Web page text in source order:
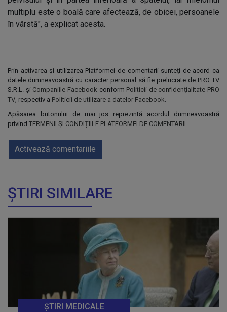
multiplu este o boală care afectează, de obicei, persoanele
în vârstă", a explicat acesta.
Prin activarea și utilizarea Platformei de comentarii sunteți de acord ca
datele dumneavoastră cu caracter personal să fie prelucrate de PRO TV
S.R.L. și Companiile Facebook conform Politicii de confidențialitate PRO
TV, respectiv a Politicii de utilizare a datelor Facebook.
Apăsarea butonului de mai jos reprezintă acordul dumneavoastră
privind TERMENII ȘI CONDIȚIILE PLATFORMEI DE COMENTARII.
Activează comentariile
ȘTIRI SIMILARE
ȘTIRI MEDICALE